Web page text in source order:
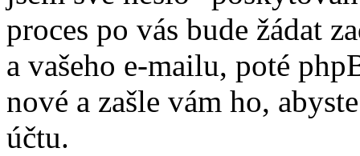
proces po vás bude žádat
a vašeho e-mailu, poté
nové a zašle vám ho,
účtu.